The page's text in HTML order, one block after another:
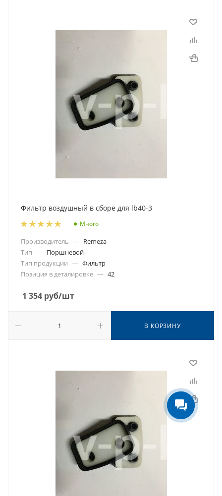
Фильтр воздушный в сборе для lb40-3
Много
Производитель — Remeza
Тип — Поршневой
Тип продукции — Фильтр
Позиция в деталировке — 42
1 354 руб/шт
В КОРЗИНУ